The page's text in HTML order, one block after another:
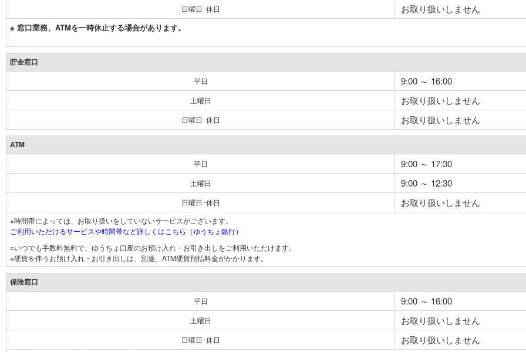
日曜日･休日 お取り扱いしません
※ 窓口業務、ATMを一時休止する場合があります。
貯金窓口
平日 9:00 ～ 16:00
土曜日 お取り扱いしません
日曜日･休日 お取り扱いしません
ATM
平日 9:00 ～ 17:30
土曜日 9:00 ～ 12:30
日曜日･休日 お取り扱いしません
※時間帯によっては、お取り扱いをしていないサービスがございます。
ご利用いただけるサービスや時間帯など詳しくはこちら（ゆうちょ銀行）
○いつでも手数料無料で、ゆうちょ口座のお預け入れ・お引き出しをご利用いただけます。
※硬貨を伴うお預け入れ・お引き出しは、別途、ATM硬貨預払料金がかかります。
保険窓口
平日 9:00 ～ 16:00
土曜日 お取り扱いしません
日曜日･休日 お取り扱いしません